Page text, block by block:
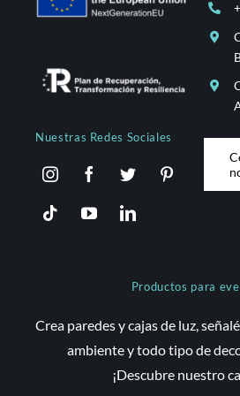
Nuestras Redes Sociales
Productos para
Crea paredes y cajas de luz,
ambiente y todo tipo de
¡Descubre nuestro